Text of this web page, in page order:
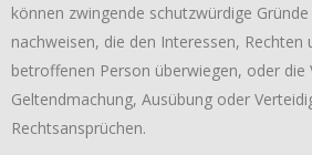
können zwingende schutzwürdige
nachweisen, die den Interessen, Rechten
betroffenen Person überwiegen, oder die
Geltendmachung, Ausübung oder
Rechtsansprüchen.